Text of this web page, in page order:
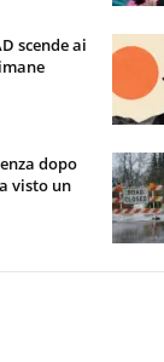
scende ai
dopo
visto un